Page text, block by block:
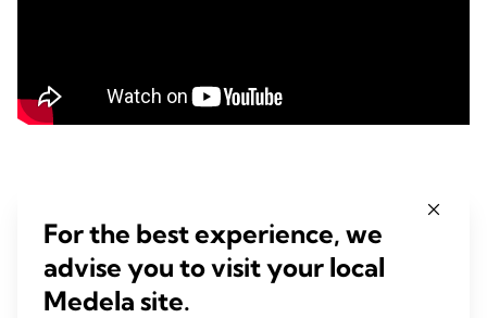
PRODUTOS
RELACIONADOS
For the best experience, we
advise you to visit your local
Medela site.